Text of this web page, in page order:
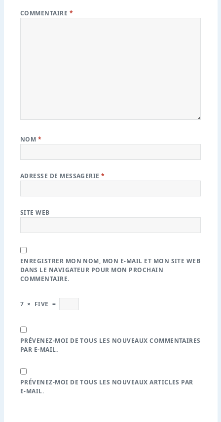
COMMENTAIRE *
NOM *
ADRESSE DE MESSAGERIE*
SITE WEB
ENREGISTRER MON NOM, MON E-MAIL ET MON SITE WEB
DANS LE NAVIGATEUR POUR MON PROCHAIN
COMMENTAIRE.
7 × FIVE =
PRÉVENEZ-MOI DE TOUS LES NOUVEAUX COMMENTAIRES
PAR E-MAIL.
PRÉVENEZ-MOI DE TOUS LES NOUVEAUX ARTICLES PAR
E-MAIL.